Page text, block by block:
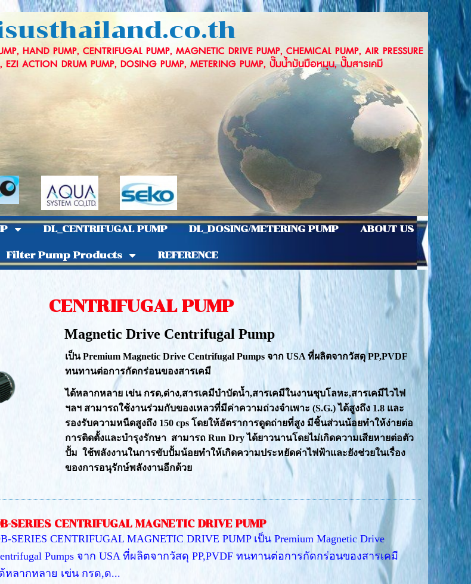
HAND PUMP, CENTRIFUGAL PUMP, MAGNETIC DRIVE PUMP, CHEMICAL PUMP, AIR PRESSURE
EZI ACTION DRUM PUMP, DOSING PUMP, METERING PUMP, ปั๊มน้ำมันมือหมุน, ปั๊มสารเคมี
DL_CENTRIFUGAL PUMP DL_DOSING/METERING PUMP ABOUT US
Filter Pump Products REFERENCE
CENTRIFUGAL PUMP
Magnetic Drive Centrifugal Pump
เป็น Premium Magnetic Drive Centrifugal Pumps จาก USA ที่ผลิตจากวัสดุ PP,PVDF
ทนทานต่อการกัดกร่อนของสารเคมี
ได้หลากหลาย เข่น กรด,ด่าง,สารเคมีบำบัดน้ำ,สารเคมีในงานชุบโลหะ,สารเคมีไวไฟ
ฯลฯ สามารถใช้งานร่วมกับของเหลวที่มีค่าความถ่วงจำเพาะ (S.G.) ได้สูงถึง 1.8 และ
รองรับความหนืดสูงถึง 150 cps โดยให้อัตราการดูดถ่ายที่สูง มีชิ้นส่วนน้อยทำให้ง่ายต่อ
การติดตั้งและบำรุงรักษา สามารถ Run Dry ได้ยาวนานโดยไม่เกิดความเสียหายต่อตัว
ปั้ม ใช้พลังงานในการขับปั้มน้อยทำให้เกิดความประหยัดค่าไฟฟ้าและยังช่วยในเรื่อง
ของการอนุรักษ์พลังงานอีกด้วย
SERIES CENTRIFUGAL MAGNETIC DRIVE PUMP
SERIES CENTRIFUGAL MAGNETIC DRIVE PUMP เป็น Premium Magnetic Drive
Pumps จาก USA ที่ผลิตจากวัสดุ PP,PVDF ทนทานต่อการกัดกร่อนของสารเคมี
หลากหลาย เข่น กรด,ด...